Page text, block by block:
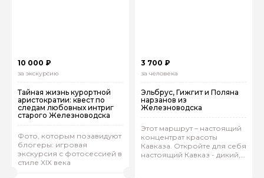
10 000 ₽
за экскурсию
Тайная жизнь курортной
аристократии: квест по
следам любовных интриг
старого Железноводска
Фото, которым позавидуют
блогеры: игровая
экскурсия с фотосессией в
стиле XIX века
3 700 ₽
за человека
Эльбрус, Гижгит и Поляна
нарзанов из
Железноводска
Этот маршрут – настоящий
концентрат красоты
Кавказа. Откройте для себя
настоящий Кавказ - дикий,